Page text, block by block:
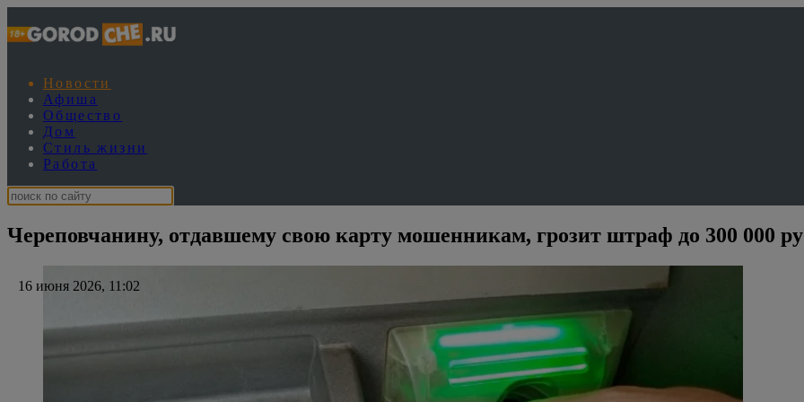
Новости
Афиша
Общество
Дом
Стиль жизни
Работа
Череповчанину, отдавшему свою карту мошенникам, грозит штраф до 300 000
16 июня 2026, 11:02